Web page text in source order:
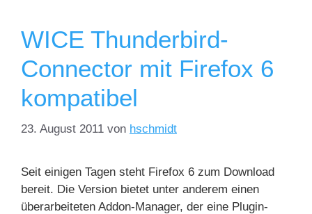
WICE Thunderbird-
Connector mit Firefox 6
kompatibel
23. August 2011 von hschmidt
Seit einigen Tagen steht Firefox 6 zum Download
bereit. Die Version bietet unter anderem einen
überarbeiteten Addon-Manager, der eine Plugin-